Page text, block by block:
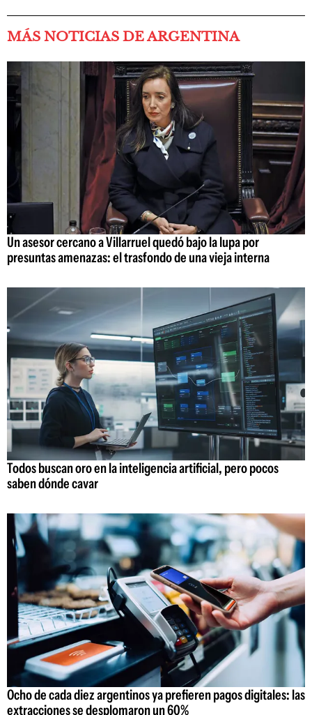
MÁS NOTICIAS DE ARGENTINA
Un asesor cercano a Villarruel quedó bajo la lupa por
presuntas amenazas: el trasfondo de una vieja interna
Todos buscan oro en la inteligencia artificial, pero pocos
saben dónde cavar
Ocho de cada diez argentinos ya prefieren pagos digitales: las
extracciones se desplomaron un 60%